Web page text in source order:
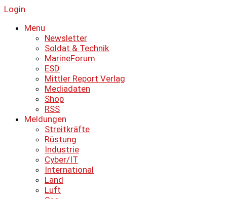
Login
Menu
Newsletter
Soldat & Technik
MarineForum
ESD
Mittler Report Verlag
Mediadaten
Shop
RSS
Meldungen
Streitkräfte
Rüstung
Industrie
Cyber/IT
International
Land
Luft